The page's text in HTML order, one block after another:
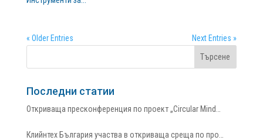
« Older Entries Next Entries »
Последни статии
Откриваща пресконференция по проект „Circular Mind…
Клийнтех България участва в откриваща среща по про…